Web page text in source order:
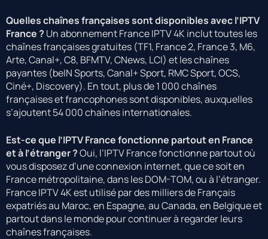
Quelles chaînes françaises sont disponibles avec l’IPTV
France ? Un abonnement France IPTV 4K inclut toutes les
chaînes françaises gratuites (TF1, France 2, France 3, M6,
Arte, Canal+, C8, BFMTV, CNews, LCI) et les chaînes
payantes (beIN Sports, Canal+ Sport, RMC Sport, OCS,
Ciné+, Discovery). En tout, plus de 1 000 chaînes
françaises et francophones sont disponibles, auxquelles
s’ajoutent 54 000 chaînes internationales.
Est-ce que l’IPTV France fonctionne partout en France
et à l’étranger ?Oui, l’IPTV France fonctionne partout où
vous disposez d’une connexion internet, que ce soit en
France métropolitaine, dans les DOM-TOM, ou à l’étranger.
France IPTV 4K est utilisé par des milliers de Français
expatriés au Maroc, en Espagne, au Canada, en Belgique et
partout dans le monde pour continuer à regarder leurs
chaînes françaises.